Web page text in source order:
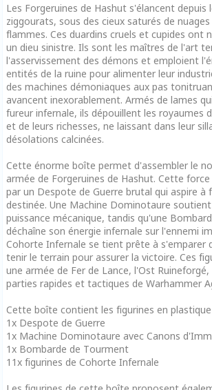
Les Forgeruines de Hashut s'élancent depuis
ziggourats, sous des cieux saturés de
flammes. Ces duardins cruels et cupides ont
un dieu sinistre. Ils sont les maîtres de l'art
l'asservissement des démons et emploient
entités de la ruine pour alimenter leur
des machines démoniaques aux pas
avancent inexorablement. Armés de lames
fureur infernale, ils dépouillent les royaumes
et de leurs richesses, ne laissant dans leur
désolations calcinées.
Cette énorme boîte permet d'assembler le
armée de Forgeruines de Hashut. Cette
par un Despote de Guerre brutal qui aspire à
destinée. Une Machine Dominotaure
puissance mécanique, tandis qu'une
déchaîne son énergie infernale sur l'ennemi
Cohorte Infernale se tient prête à s'emparer
tenir le terrain pour assurer la victoire. Ces
une armée de Fer de Lance, l'Ost
parties rapides et tactiques de Warhammer
Cette boîte contient les figurines en
1x Despote de Guerre
1x Machine Dominotaure avec Canons
1x Bombarde de Tourment
11x figurines de Cohorte Infernale